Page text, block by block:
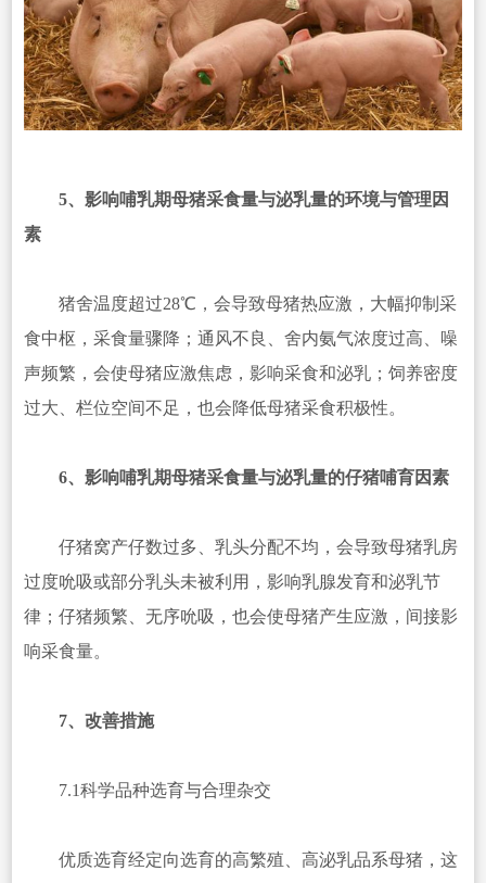
5、影响哺乳期母猪采食量与泌乳量的环境与管理因
素
猪舍温度超过28℃，会导致母猪热应激，大幅抑制采
食中枢，采食量骤降；通风不良、舍内氨气浓度过高、噪
声频繁，会使母猪应激焦虑，影响采食和泌乳；饲养密度
过大、栏位空间不足，也会降低母猪采食积极性。
6、影响哺乳期母猪采食量与泌乳量的仔猪哺育因素
仔猪窝产仔数过多、乳头分配不均，会导致母猪乳房
过度吮吸或部分乳头未被利用，影响乳腺发育和泌乳节
律；仔猪频繁、无序吮吸，也会使母猪产生应激，间接影
响采食量。
7、改善措施
7.1科学品种选育与合理杂交
优质选育经定向选育的高繁殖、高泌乳品系母猪，这